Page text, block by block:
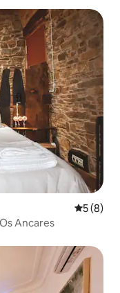
5 de
5 (8)
Ancares